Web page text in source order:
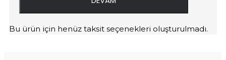
Bu ürün için henüz taksit seçenekleri oluşturulmadı.